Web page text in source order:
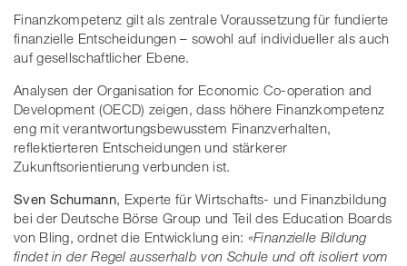
Finanzkompetenz gilt als zentrale Voraussetzung für fundierte
finanzielle Entscheidungen – sowohl auf individueller als auch
auf gesellschaftlicher Ebene.
Analysen der Organisation for Economic Co-operation and
Development (OECD) zeigen, dass höhere Finanzkompetenz
eng mit verantwortungsbewusstem Finanzverhalten,
reflektierteren Entscheidungen und stärkerer
Zukunftsorientierung verbunden ist.
Sven Schumann, Experte für Wirtschafts- und Finanzbildung
bei der Deutsche Börse Group und Teil des Education Boards
von Bling, ordnet die Entwicklung ein: «Finanzielle Bildung
findet in der Regel ausserhalb von Schule und oft isoliert vom